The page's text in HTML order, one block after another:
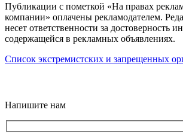
Публикации с пометкой «На правах
компании» оплачены рекламодателем.
несет ответственности за достоверность
содержащейся в рекламных объявлениях.
Список экстремистских и запрещенных
Напишите нам